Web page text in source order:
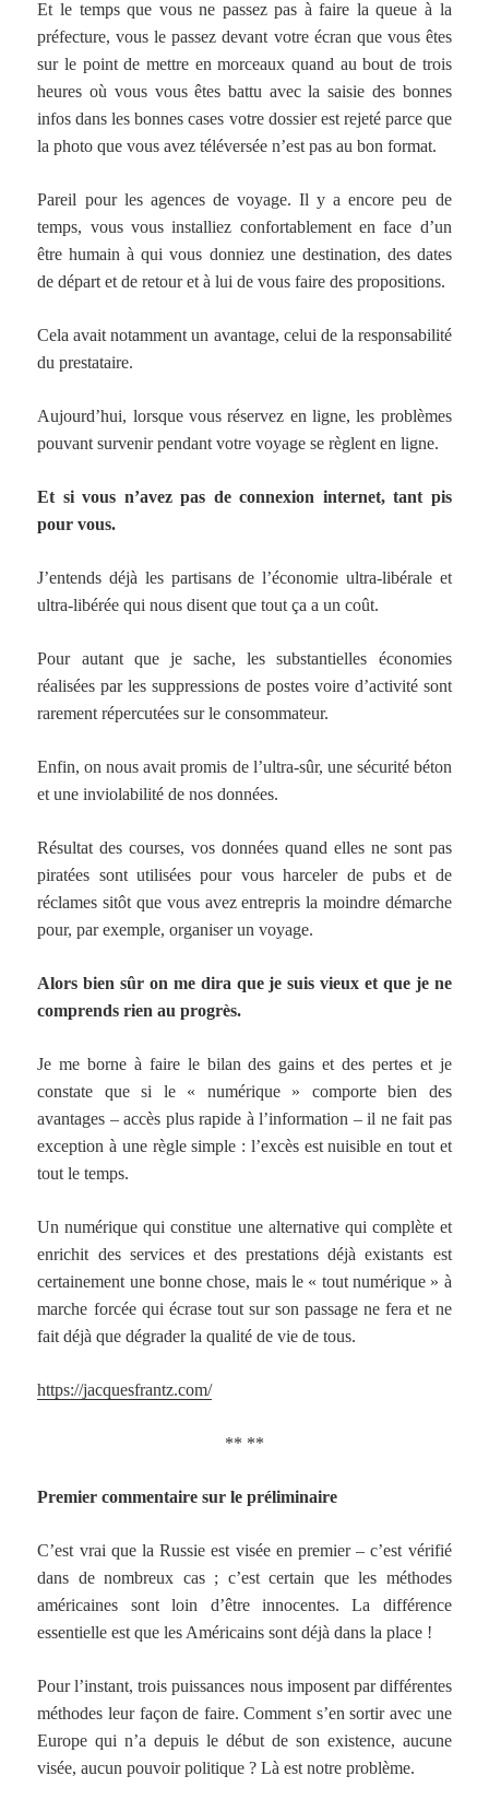
Et le temps que vous ne passez pas à faire la queue à la
préfecture, vous le passez devant votre écran que vous êtes
sur le point de mettre en morceaux quand au bout de trois
heures où vous vous êtes battu avec la saisie des bonnes
infos dans les bonnes cases votre dossier est rejeté parce que
la photo que vous avez téléversée n’est pas au bon format.
Pareil pour les agences de voyage. Il y a encore peu de
temps, vous vous installiez confortablement en face d’un
être humain à qui vous donniez une destination, des dates
de départ et de retour et à lui de vous faire des propositions.
Cela avait notamment un avantage, celui de la responsabilité
du prestataire.
Aujourd’hui, lorsque vous réservez en ligne, les problèmes
pouvant survenir pendant votre voyage se règlent en ligne.
Et si vous n’avez pas de connexion internet, tant pis
pour vous.
J’entends déjà les partisans de l’économie ultra-libérale et
ultra-libérée qui nous disent que tout ça a un coût.
Pour autant que je sache, les substantielles économies
réalisées par les suppressions de postes voire d’activité sont
rarement répercutées sur le consommateur.
Enfin, on nous avait promis de l’ultra-sûr, une sécurité béton
et une inviolabilité de nos données.
Résultat des courses, vos données quand elles ne sont pas
piratées sont utilisées pour vous harceler de pubs et de
réclames sitôt que vous avez entrepris la moindre démarche
pour, par exemple, organiser un voyage.
Alors bien sûr on me dira que je suis vieux et que je ne
comprends rien au progrès.
Je me borne à faire le bilan des gains et des pertes et je
constate que si le « numérique » comporte bien des
avantages – accès plus rapide à l’information – il ne fait pas
exception à une règle simple : l’excès est nuisible en tout et
tout le temps.
Un numérique qui constitue une alternative qui complète et
enrichit des services et des prestations déjà existants est
certainement une bonne chose, mais le « tout numérique » à
marche forcée qui écrase tout sur son passage ne fera et ne
fait déjà que dégrader la qualité de vie de tous.
https://jacquesfrantz.com/
** **
Premier commentaire sur le préliminaire
C’est vrai que la Russie est visée en premier – c’est vérifié
dans de nombreux cas ; c’est certain que les méthodes
américaines sont loin d’être innocentes. La différence
essentielle est que les Américains sont déjà dans la place !
Pour l’instant, trois puissances nous imposent par différentes
méthodes leur façon de faire. Comment s’en sortir avec une
Europe qui n’a depuis le début de son existence, aucune
visée, aucun pouvoir politique ? Là est notre problème.